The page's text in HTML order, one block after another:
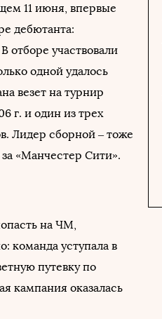
11 июня, впервые
дебютанта:
отборе участвовали
одной удалось
везет на турнир
г. и один из трех
Лидер сборной – тоже
«Манчестер Сити».
на ЧМ,
команда уступала в
путевку по
кампания оказалась